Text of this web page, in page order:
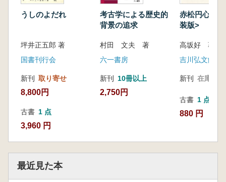
うしのよだれ
坪井正五郎 著
国書刊行会
新刊 取り寄せ
8,800円
古書 1 点
3,960 円
考古学による歴史的
背景の追求
村田 文夫 著
六一書房
新刊 10冊以上
2,750円
赤松円心・
装版>
高坂好 著
吉川弘文館
新刊 在庫なし
古書 1 点
880 円
最近見た本